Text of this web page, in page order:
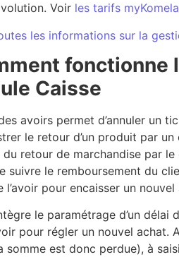
Voir les tarifs myKomela
les informations sur la
Caisse
avoirs permet d’annuler un
le retour d’un produit par
du retour de marchandise par
suivre le remboursement du
l’avoir pour encaisser un nouvel
le paramétrage d’un
pour régler un nouvel achat.
somme est donc perdue), à